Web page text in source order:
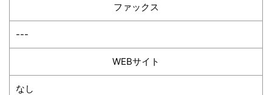
ファックス
---
WEBサイト
なし